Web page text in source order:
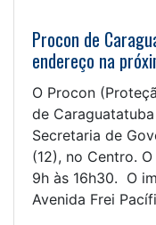
Procon de
endereço na
O Procon
de
Secretaria de
(12), no Centro.
9h às 16h30. O
Avenida Frei